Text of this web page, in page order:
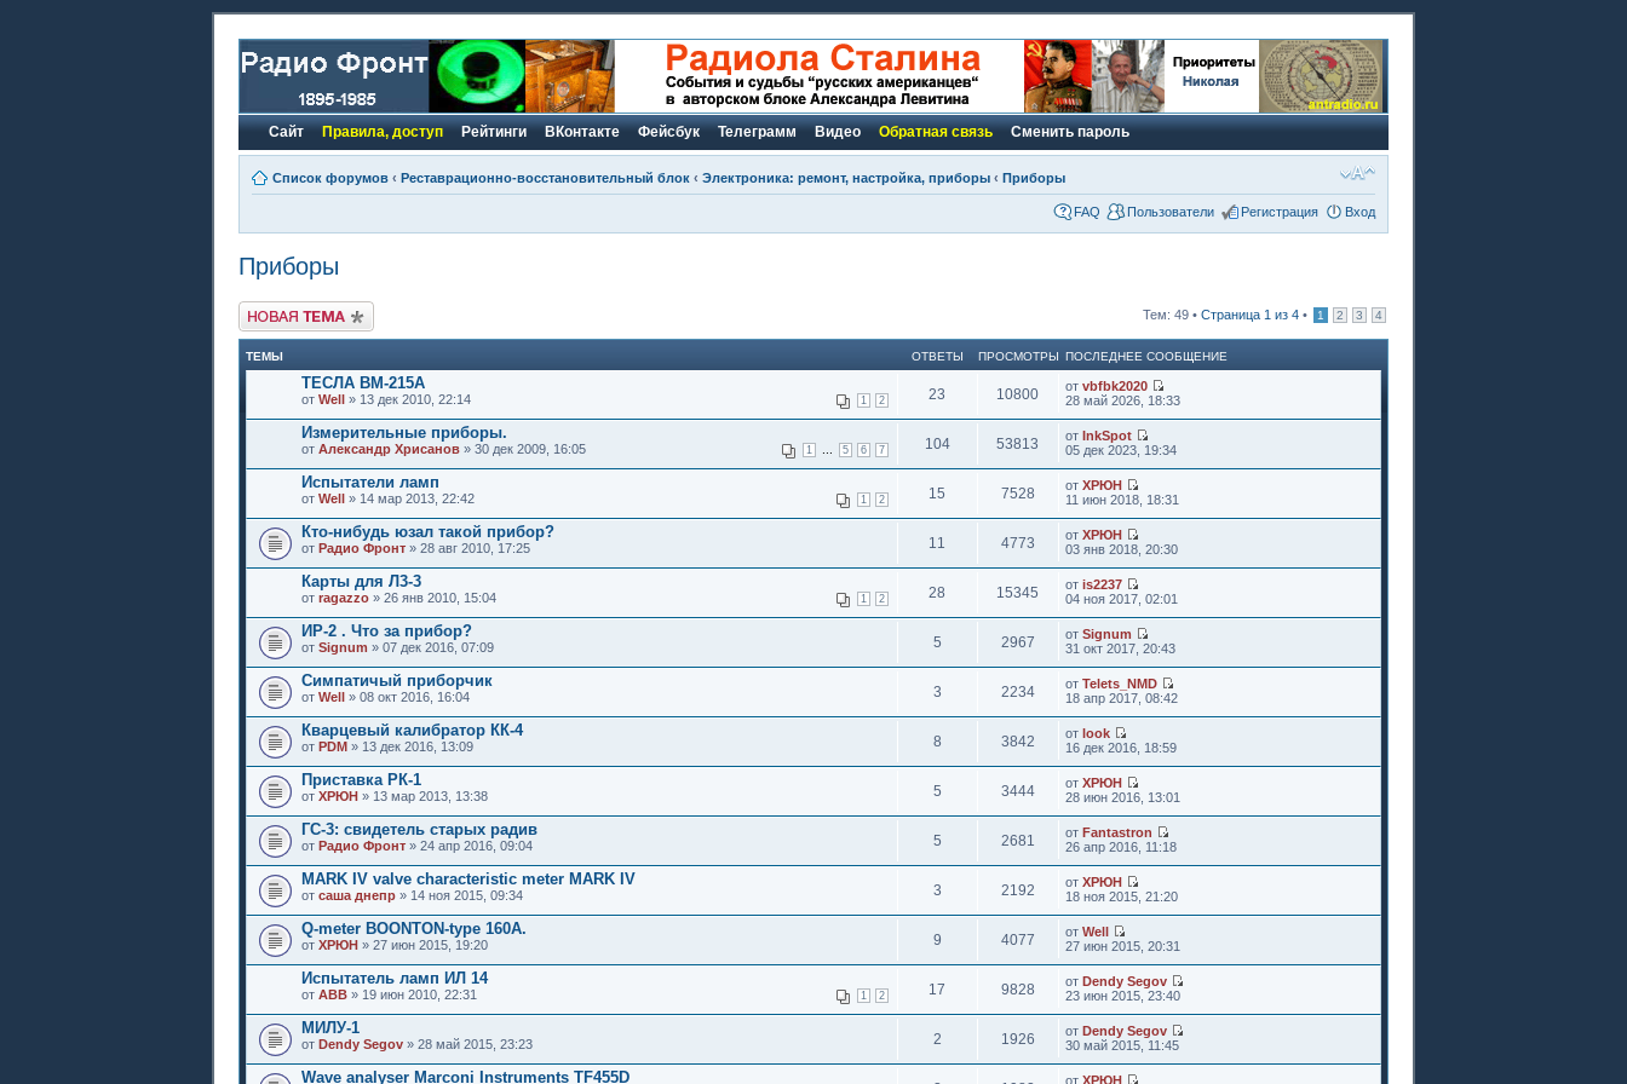
Сайт Правила, доступ Рейтинги ВКонтакте Фейсбук Телеграмм Видео Обратная связь Сменить пароль
Список форумов ‹ Реставрационно-восстановительный блок ‹ Электроника: ремонт, настройка, приборы ‹ Приборы
FAQ Пользователи Регистрация Вход
Приборы
Новая тема Тем: 49 • Страница 1 из 4 • 1 2 3 4
ТЕМЫ ОТВЕТЫ ПРОСМОТРЫ ПОСЛЕДНЕЕ СООБЩЕНИЕ
ТЕСЛА ВМ-215А
1 2
от Well » 13 дек 2010, 22:14 23 10800 от vbfbk2020
28 май 2026, 18:33
Измерительные приборы.
1 5 6 7
от Александр Хрисанов » 30 дек 2009, 16:05 104 53813 от InkSpot
05 дек 2023, 19:34
Испытатели ламп
1 2
от Well » 14 мар 2013, 22:42 15 7528 от ХРЮН
11 июн 2018, 18:31
Кто-нибудь юзал такой прибор?
от Радио Фронт » 28 авг 2010, 17:25 11 4773 от ХРЮН
03 янв 2018, 20:30
Карты для Л3-3
1 2
от ragazzo » 26 янв 2010, 15:04 28 15345 от is2237
04 ноя 2017, 02:01
ИР-2 . Что за прибор?
от Signum » 07 дек 2016, 07:09 5 2967 от Signum
31 окт 2017, 20:43
Симпатичый приборчик
от Well » 08 окт 2016, 16:04 3 2234 от Telets_NMD
18 апр 2017, 08:42
Кварцевый калибратор КК-4
от PDM » 13 дек 2016, 13:09 8 3842 от look
16 дек 2016, 18:59
Приставка РК-1
от ХРЮН » 13 мар 2013, 13:38 5 3444 от ХРЮН
28 июн 2016, 13:01
ГС-3: свидетель старых радив
от Радио Фронт » 24 апр 2016, 09:04 5 2681 от Fantastron
26 апр 2016, 11:18
MARK IV valve characteristic meter MARK IV
от саша днепр » 14 ноя 2015, 09:34 3 2192 от ХРЮН
18 ноя 2015, 21:20
Q-meter BOONTON-type 160A.
от ХРЮН » 27 июн 2015, 19:20 9 4077 от Well
27 июн 2015, 20:31
Испытатель ламп ИЛ 14
1 2
от АВВ » 19 июн 2010, 22:31 17 9828 от Dendy Segov
23 июн 2015, 23:40
МИЛУ-1
от Dendy Segov » 28 май 2015, 23:23 2 1926 от Dendy Segov
30 май 2015, 11:45
Wave analyser Marconi Instruments TF455D от ХРЮН